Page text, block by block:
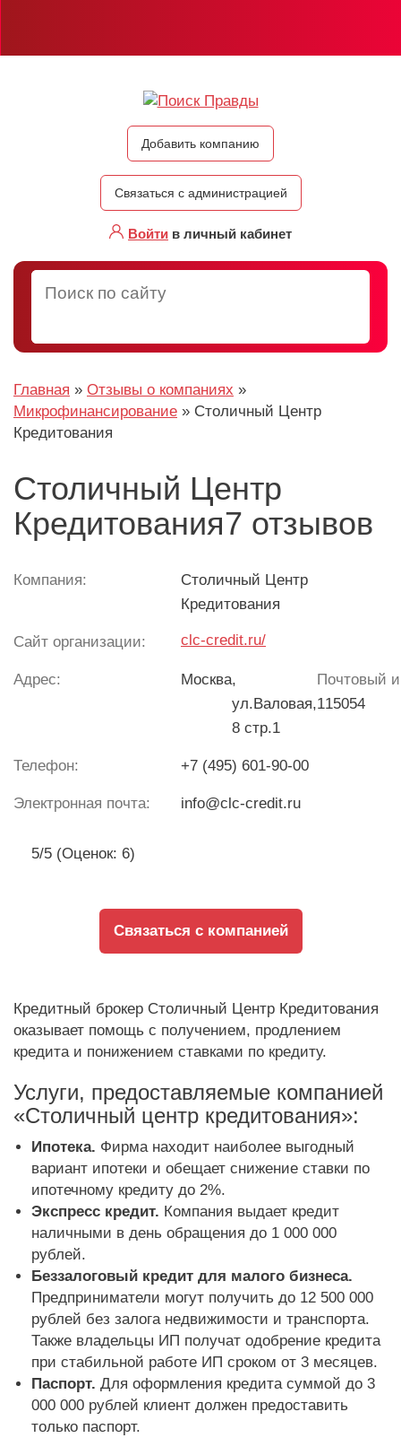
Добавить компанию
Связаться с администрацией
Войти в личный кабинет
Главная » Отзывы о компаниях »
Микрофинансирование » Столичный Центр
Кредитования
Столичный Центр
Кредитования7 отзывов
Компания:
Столичный Центр
Кредитования
Сайт организации: clc-credit.ru/
Адрес: Москва,
ул.Валовая,
8 стр.1
Почтовый
115054
Телефон: +7 (495) 601-90-00
Электронная почта: info@clc-credit.ru
5/5 (Оценок: 6)
Связаться с компанией
Кредитный брокер Столичный Центр Кредитования
оказывает помощь с получением, продлением
кредита и понижением ставками по кредиту.
Услуги, предоставляемые компанией
«Столичный центр кредитования»:
Ипотека. Фирма находит наиболее выгодный
вариант ипотеки и обещает снижение ставки по
ипотечному кредиту до 2%.
Экспресс кредит. Компания выдает кредит
наличными в день обращения до 1 000 000
рублей.
Беззалоговый кредит для малого бизнеса.
Предприниматели могут получить до 12 500 000
рублей без залога недвижимости и транспорта.
Также владельцы ИП получат одобрение кредита
при стабильной работе ИП сроком от 3 месяцев.
Паспорт. Для оформления кредита суммой до 3
000 000 рублей клиент должен предоставить
только паспорт.